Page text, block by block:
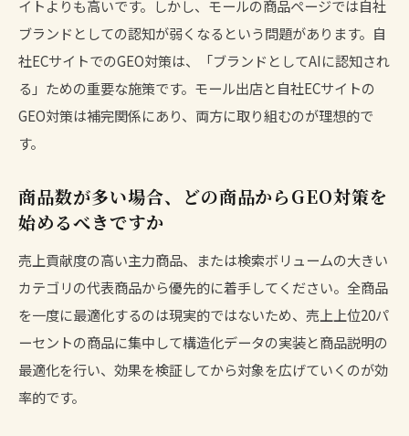
イトよりも高いです。しかし、モールの商品ページでは自社
ブランドとしての認知が弱くなるという問題があります。自
社ECサイトでのGEO対策は、「ブランドとしてAIに認知され
る」ための重要な施策です。モール出店と自社ECサイトの
GEO対策は補完関係にあり、両方に取り組むのが理想的で
す。
商品数が多い場合、どの商品からGEO対策を
始めるべきですか
売上貢献度の高い主力商品、または検索ボリュームの大きい
カテゴリの代表商品から優先的に着手してください。全商品
を一度に最適化するのは現実的ではないため、売上上位20パ
ーセントの商品に集中して構造化データの実装と商品説明の
最適化を行い、効果を検証してから対象を広げていくのが効
率的です。